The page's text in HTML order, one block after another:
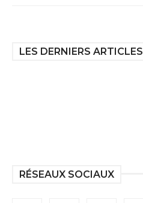
LES DERNIERS ARTICLES
RÉSEAUX SOCIAUX